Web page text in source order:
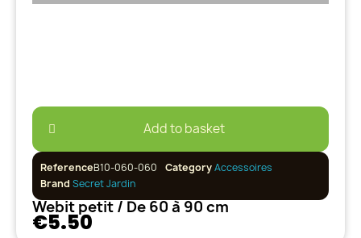
Add to basket
ReferenceB10-060-060 CategoryAccessoires
Brand Secret Jardin
Webit petit / De 60 à 90 cm
€5.50